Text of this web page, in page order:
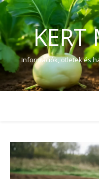
KERT
Információk, ötletek és